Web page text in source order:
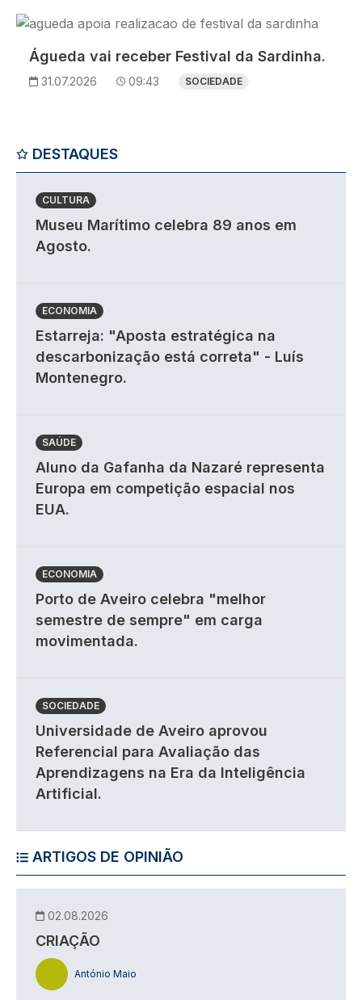
Imagem
Águeda vai receber Festival da Sardinha.
31.07.2026 09:43 SOCIEDADE
DESTAQUES
CULTURA
Museu Marítimo celebra 89 anos em
Agosto.
ECONOMIA
Estarreja: "Aposta estratégica na
descarbonização está correta" - Luís
Montenegro.
SAÚDE
Aluno da Gafanha da Nazaré representa
Europa em competição espacial nos
EUA.
ECONOMIA
Porto de Aveiro celebra "melhor
semestre de sempre" em carga
movimentada.
SOCIEDADE
Universidade de Aveiro aprovou
Referencial para Avaliação das
Aprendizagens na Era da Inteligência
Artificial.
ARTIGOS DE OPINIÃO
02.08.2026
CRIAÇÃO
António Maio